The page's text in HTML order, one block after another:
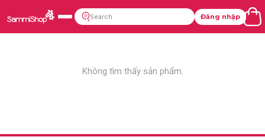
Đăng nhập
Không tìm thấy sản phẩm.